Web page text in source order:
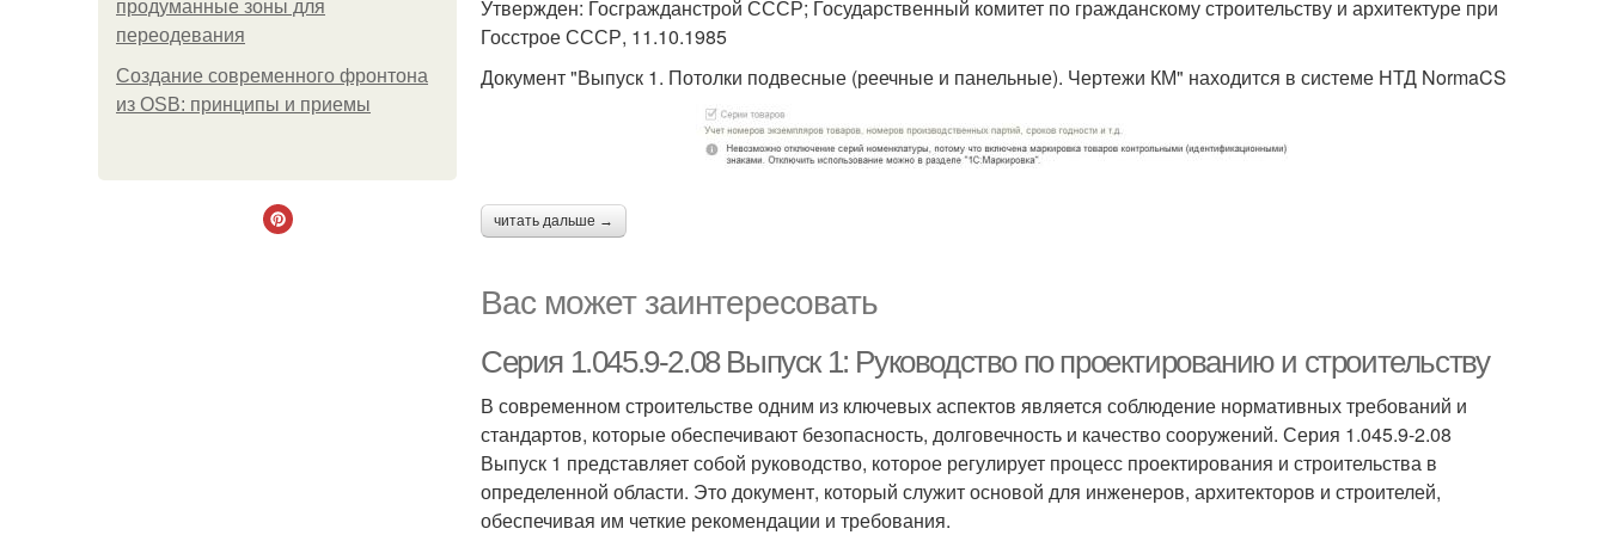
продуманные зоны для
переодевания
Создание современного фронтона
из OSB: принципы и приемы
Утвержден: Госгражданстрой СССР; Государственный комитет по гражданскому строительству и архитектуре при
Госстрое СССР, 11.10.1985
Документ "Выпуск 1. Потолки подвесные (реечные и панельные). Чертежи КМ" находится в системе НТД NormaCS
читать дальше →
Вас может заинтересовать
Серия 1.045.9-2.08 Выпуск 1: Руководство по проектированию и строительству
В современном строительстве одним из ключевых аспектов является соблюдение нормативных требований и
стандартов, которые обеспечивают безопасность, долговечность и качество сооружений. Серия 1.045.9-2.08
Выпуск 1 представляет собой руководство, которое регулирует процесс проектирования и строительства в
определенной области. Это документ, который служит основой для инженеров, архитекторов и строителей,
обеспечивая им четкие рекомендации и требования.